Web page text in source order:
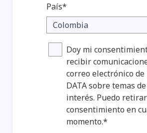
País*
Doy mi
recibir
correo electrónico de
DATA sobre temas
interés. Puedo
consentimiento en
momento.*